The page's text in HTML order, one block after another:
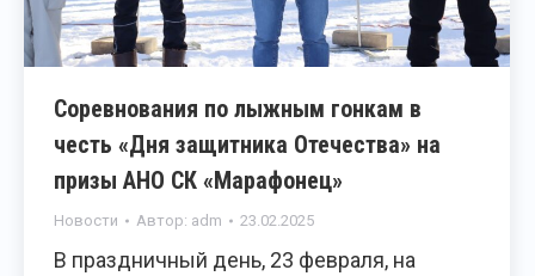
Соревнования по лыжным гонкам в
честь «Дня защитника Отечества» на
призы АНО СК «Марафонец»
Новости Автор: adm 23.02.2025
В праздничный день, 23 февраля, на